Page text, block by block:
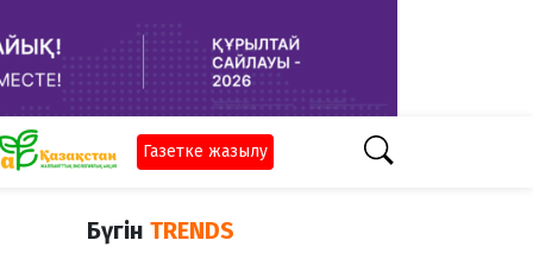
Газетке жазылу
Бүгін TRENDS